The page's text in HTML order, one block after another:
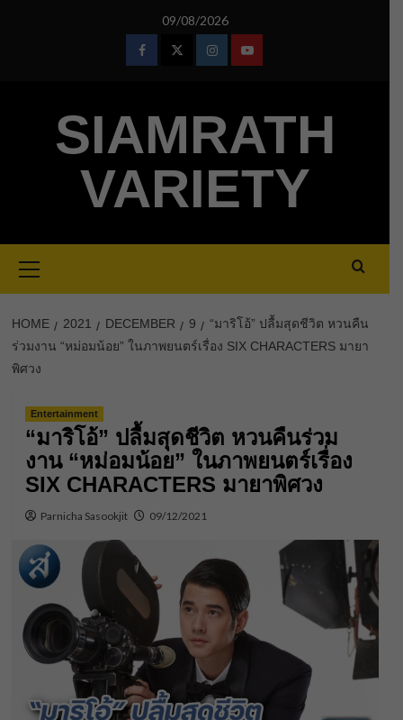
09/08/2026
FacebookTwitterInstagramYoutube
SIAMRATH
VARIETY
Menu
HOME 2021 DECEMBER 9
“มาริโอ้” ปลื้มสุดชีวิต หวนคืน
ร่วมงาน “หม่อมน้อย” ในภาพยนตร์เรื่อง SIX CHARACTERS มายา
พิศวง
Entertainment
“มาริโอ้” ปลื้มสุดชีวิต หวนคืนร่วม
งาน “หม่อมน้อย” ในภาพยนตร์เรื่อง
SIX CHARACTERS มายาพิศวง
Parnicha Sasookjit 09/12/2021